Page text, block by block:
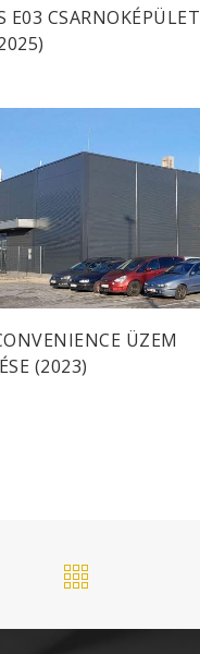
E03 CSARNOKÉPÜLET
ÜZEM
(2023)